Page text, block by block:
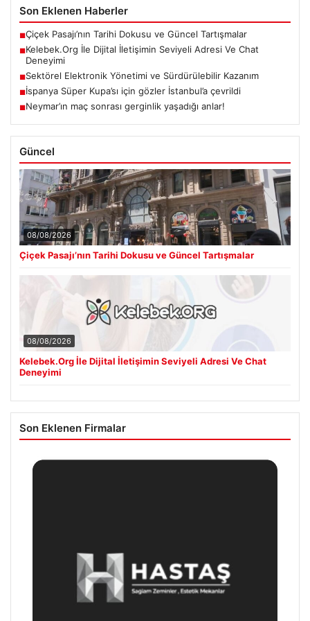
Son Eklenen Haberler
■Çiçek Pasajı’nın Tarihi Dokusu ve Güncel Tartışmalar
■Kelebek.Org İle Dijital İletişimin Seviyeli Adresi Ve Chat
Deneyimi
■Sektörel Elektronik Yönetimi ve Sürdürülebilir Kazanım
■İspanya Süper Kupa’sı için gözler İstanbul’a çevrildi
■Neymar’ın maç sonrası gerginlik yaşadığı anlar!
Güncel
08/08/2026
Çiçek Pasajı’nın Tarihi Dokusu ve Güncel Tartışmalar
08/08/2026
Kelebek.Org İle Dijital İletişimin Seviyeli Adresi Ve Chat
Deneyimi
Son Eklenen Firmalar